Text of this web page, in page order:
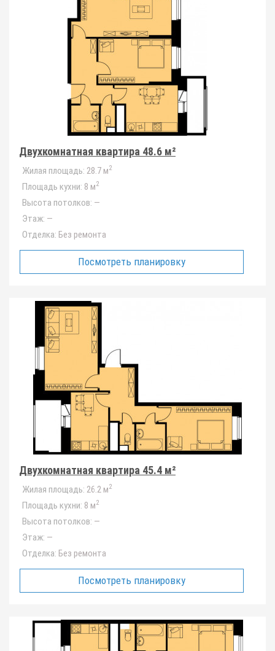
Двухкомнатная квартира 48.6 м²
Жилая площадь: 28.7 м2
Площадь кухни: 8 м2
Высота потолков: —
Этаж: —
Отделка: Без ремонта
Посмотреть планировку
Двухкомнатная квартира 45.4 м²
Жилая площадь: 26.2 м2
Площадь кухни: 8 м2
Высота потолков: —
Этаж: —
Отделка: Без ремонта
Посмотреть планировку